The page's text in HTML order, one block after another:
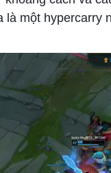
là một